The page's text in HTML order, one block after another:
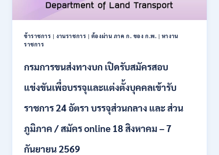
เพื่อ
เป็น
กอง
อัตรา
ปวส.
ป.ตรี
สาขา
เงิน
ข้าราชการ |งานราชการ | ต้องผ่าน ภาค ก. ของ ก.พ. | หางาน
ราชการ
กรมการขนส่งทางบก เปิดรับสมัครสอบ
แข่งขันเพื่อบรรจุและแต่งตั้งบุคคลเข้ารับ
ราชการ 24 อัตรา บรรจุส่วนกลาง และ ส่วน
ภูมิภาค / สมัคร online 18 สิงหาคม – 7
กันยายน 2569